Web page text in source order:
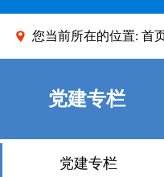
您当前所在的位置: 首
党建专栏
党建专栏